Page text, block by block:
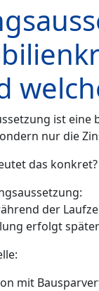
ist
nur die
das konkret?
der
erfolgt
mit